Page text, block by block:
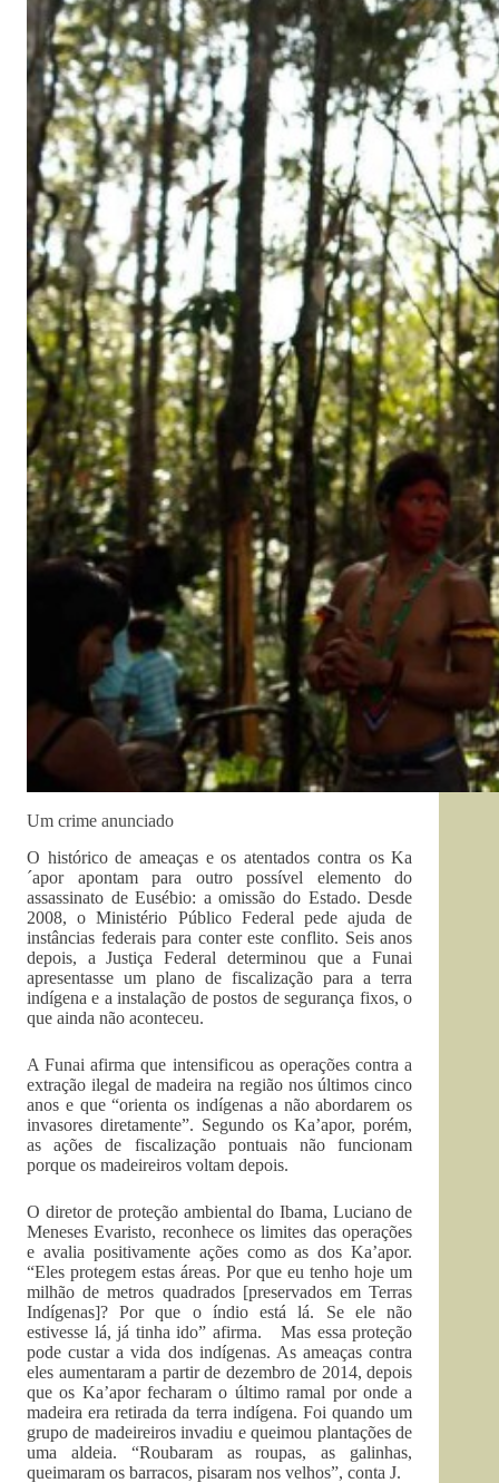
Um crime anunciado
O histórico de ameaças e os atentados contra os Ka
´apor apontam para outro possível elemento do
assassinato de Eusébio: a omissão do Estado. Desde
2008, o Ministério Público Federal pede ajuda de
instâncias federais para conter este conflito. Seis anos
depois, a Justiça Federal determinou que a Funai
apresentasse um plano de fiscalização para a terra
indígena e a instalação de postos de segurança fixos, o
que ainda não aconteceu.
A Funai afirma que intensificou as operações contra a
extração ilegal de madeira na região nos últimos cinco
anos e que “orienta os indígenas a não abordarem os
invasores diretamente”. Segundo os Ka’apor, porém,
as ações de fiscalização pontuais não funcionam
porque os madeireiros voltam depois.
O diretor de proteção ambiental do Ibama, Luciano de
Meneses Evaristo, reconhece os limites das operações
e avalia positivamente ações como as dos Ka’apor.
“Eles protegem estas áreas. Por que eu tenho hoje um
milhão de metros quadrados [preservados em Terras
Indígenas]? Por que o índio está lá. Se ele não
estivesse lá, já tinha ido” afirma. Mas essa proteção
pode custar a vida dos indígenas. As ameaças contra
eles aumentaram a partir de dezembro de 2014, depois
que os Ka’apor fecharam o último ramal por onde a
madeira era retirada da terra indígena. Foi quando um
grupo de madeireiros invadiu e queimou plantações de
uma aldeia. “Roubaram as roupas, as galinhas,
queimaram os barracos, pisaram nos velhos”, conta J.